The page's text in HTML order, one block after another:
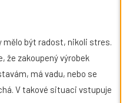
mělo být radost, nikoli stres.
že zakoupený výrobek
má vadu, nebo se
V takové situaci vstupuje